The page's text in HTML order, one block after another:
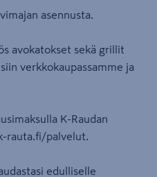
asennusta.
avokatokset sekä grillit
verkkokaupassamme ja
K-Raudan
rauta.fi/palvelut.
edulliselle